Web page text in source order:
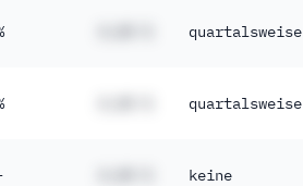
quartalsweise
quartalsweise
keine